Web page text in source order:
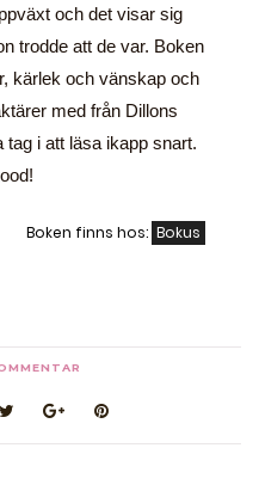
och det visar sig
trodde att de var. Boken
kärlek och vänskap och
med från Dillons
i att läsa ikapp snart.
Boken finns hos: Bokus